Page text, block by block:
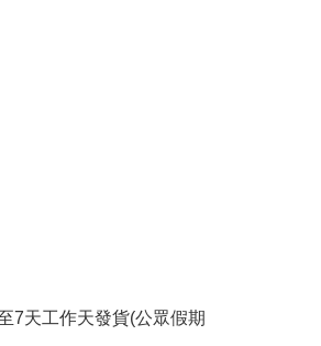
7天工作天發貨(公眾假期